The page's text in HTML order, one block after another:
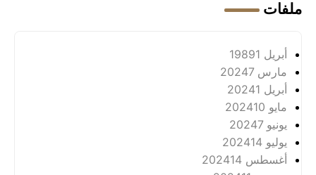
ملفات
أبريل 1989 1
مارس 20247
أبريل 2024 1
مايو 2024 10
يونيو 20247
يوليو 2024 14
أغسطس 2024 14